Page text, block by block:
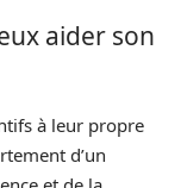
aider son
à leur propre
d’un